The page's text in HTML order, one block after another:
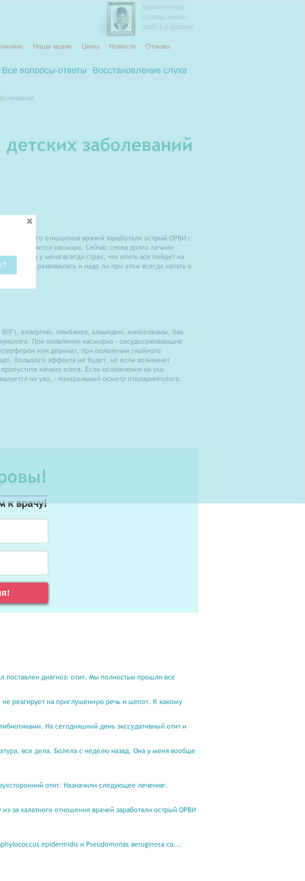
История клиники
связана с именем
проф. Е.Н.Оленевой
Наши врачи Цены Новости Отзывы
Все вопросы-ответы Восстановление слуха
заболеваний
халатного отношения врачей заработали острый ОРВИ с
появляется насморк. Сейчас снова долго лечили
у меня всегда страх, что опять все пойдет на
не развивалась и надо ли при этом всегда капать в
аллергию, лямблиоз, хламидии, микоплазмы, бак
При появлении насморка - сосудосуживающие
или деринат, при появлении гнойного
большого эффекта не будет, но если возникнет
начало отита. Если осложнения на ухо
на ухо, - контрольный осмотр отоларинголога.
к врачу!
поставлен диагноз: отит. Мы полностью прошли все
реагирует на приглушенную речь и шепот. К какому
На сегодняшний день экссудативный отит и
все дела. Болела с неделю назад. Она у меня вообще
отит. Назначили следующее лечение:
за халатного отношения врачей заработали острый ОРВИ
epidermidis и Pseudomonas aeruginosa со...